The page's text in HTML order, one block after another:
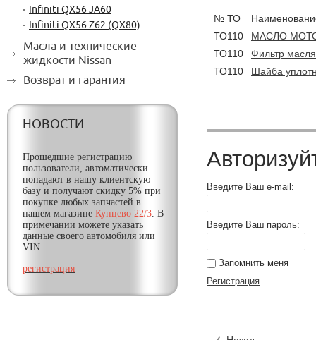
№ ТО
ТО110
МАСЛО
ТО110
Фильтр
ТО110
Шайба
Введите Ваш e-mail:
Введите Ваш пароль:
Запомнить меня
Регистрация
Infiniti QX56 JA60
Infiniti QX56 Z62 (QX80)
Масла и технические
жидкости Nissan
Возврат и гарантия
НОВОСТИ
Прошедшие регистрацию
пользователи, автоматически
попадают в нашу клиентскую
базу и получают скидку 5% при
покупке любых запчастей в
нашем магазине Кунцево 22/3. В
примечании можете указать
данные своего автомобиля или
VIN.
регистрация